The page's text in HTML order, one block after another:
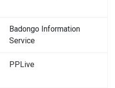
Badongo Information
Service
PPLive